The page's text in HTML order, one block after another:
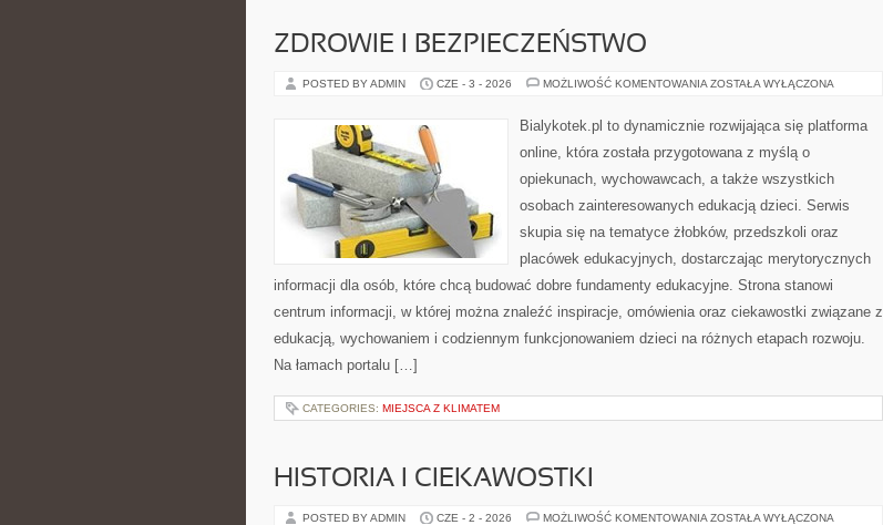
ZDROWIE I BEZPIECZEŃSTWO
POSTED BY ADMIN CZE - 3 - 2026 MOŻLIWOŚĆ KOMENTOWANIA ZDROWIE
ZOSTAŁA WYŁĄCZONA
Bialykotek.pl to dynamicznie rozwijająca się platforma
online, która została przygotowana z myślą o
opiekunach, wychowawcach, a także wszystkich
osobach zainteresowanych edukacją dzieci. Serwis
skupia się na tematyce żłobków, przedszkoli oraz
placówek edukacyjnych, dostarczając merytorycznych
informacji dla osób, które chcą budować dobre fundamenty edukacyjne. Strona stanowi
centrum informacji, w której można znaleźć inspiracje, omówienia oraz ciekawostki związane z
edukacją, wychowaniem i codziennym funkcjonowaniem dzieci na różnych etapach rozwoju.
Na łamach portalu […]
CATEGORIES: MIEJSCA Z KLIMATEM
HISTORIA I CIEKAWOSTKI
POSTED BY ADMIN CZE - 2 - 2026 MOŻLIWOŚĆ KOMENTOWANIA HISTORIA
ZOSTAŁA WYŁĄCZONA